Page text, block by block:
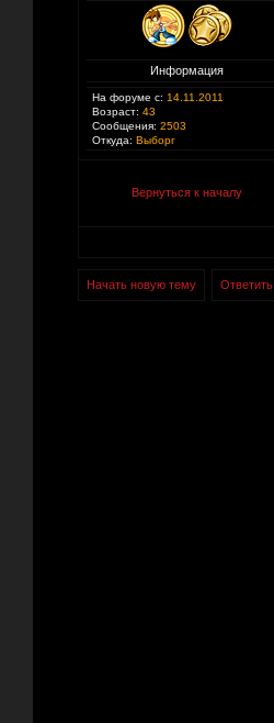
Информация
На форуме с: 14.11.2011
Возраст: 43
Сообщения: 2503
Откуда: Выборг
Вернуться к началу
Начать новую тему Ответить